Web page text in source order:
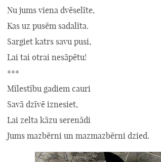
Nu jums viena dvēselīte,
Kas uz pusēm sadalīta.
Sargiet katrs savu pusi,
Lai tai otrai nesāpētu!
***
Mīlestību gadiem cauri
Savā dzīvē iznesiet,
Lai zelta kāzu serenādi
Jums mazbērni un mazmazbērni dzied.